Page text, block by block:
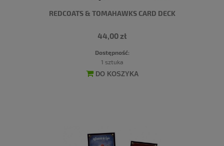
REDCOATS & TOMAHAWKS CARD DECK
44,00 zł
Dostępność:
1 sztuka
DO KOSZYKA